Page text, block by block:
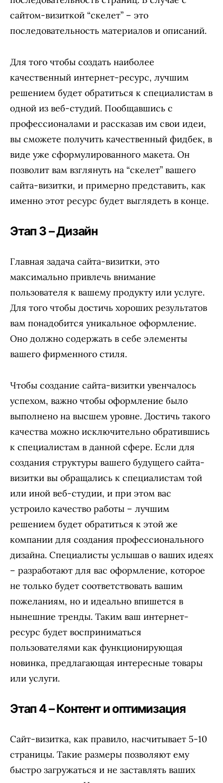
сайтом-визиткой “скелет” – это
последовательность материалов и описаний.
Для того чтобы создать наиболее
качественный интернет-ресурс, лучшим
решением будет обратиться к специалистам в
одной из веб-студий. Пообщавшись с
профессионалами и рассказав им свои идеи,
вы сможете получить качественный фидбек, в
виде уже сформулированного макета. Он
позволит вам взглянуть на “скелет” вашего
сайта-визитки, и примерно представить, как
именно этот ресурс будет выглядеть в конце.
Этап 3 – Дизайн
Главная задача сайта-визитки, это
максимально привлечь внимание
пользователя к вашему продукту или услуге.
Для того чтобы достичь хороших результатов
вам понадобится уникальное оформление.
Оно должно содержать в себе элементы
вашего фирменного стиля.
Чтобы создание сайта-визитки увенчалось
успехом, важно чтобы оформление было
выполнено на высшем уровне. Достичь такого
качества можно исключительно обратившись
к специалистам в данной сфере. Если для
создания структуры вашего будущего сайта-
визитки вы обращались к специалистам той
или иной веб-студии, и при этом вас
устроило качество работы – лучшим
решением будет обратиться к этой же
компании для создания профессионального
дизайна. Специалисты услышав о ваших идеях
– разработают для вас оформление, которое
не только будет соответствовать вашим
пожеланиям, но и идеально впишется в
нынешние тренды. Таким ваш интернет-
ресурс будет восприниматься
пользователями как функционирующая
новинка, предлагающая интересные товары
или услуги.
Этап 4 – Контент и оптимизация
Сайт-визитка, как правило, насчитывает 5-10
страницы. Такие размеры позволяют ему
быстро загружаться и не заставлять ваших